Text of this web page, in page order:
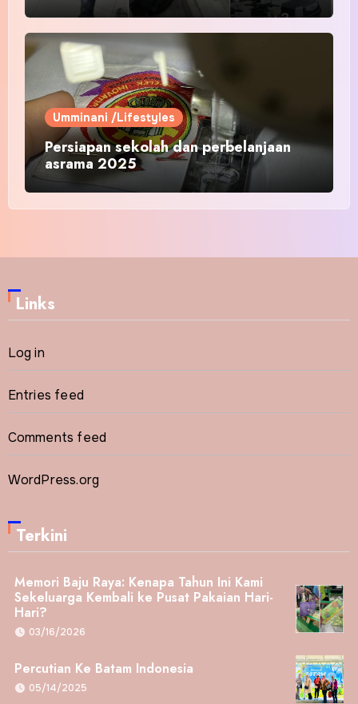
Umminani /Lifestyles
Persiapan sekolah dan perbelanjaan
asrama 2025
Links
Log in
Entries feed
Comments feed
WordPress.org
Terkini
Memori Baju Raya: Kenapa Tahun Ini Kami
Sekeluarga Kembali ke Pusat Pakaian Hari-
Hari?
03/16/2026
Percutian Ke Batam Indonesia
05/14/2025